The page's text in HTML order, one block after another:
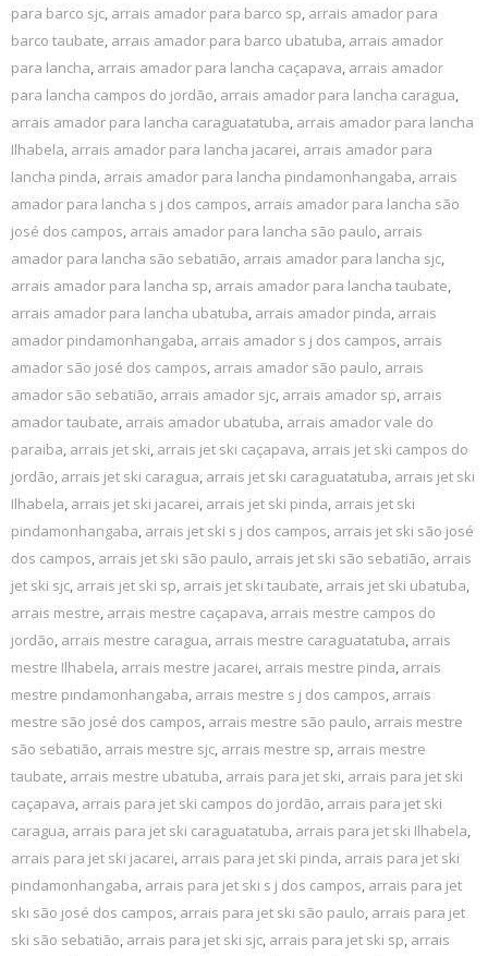
para barco sjc, arrais amador para barco sp, arrais amador para
barco taubate, arrais amador para barco ubatuba, arrais amador
para lancha, arrais amador para lancha caçapava, arrais amador
para lancha campos do jordão, arrais amador para lancha caragua,
arrais amador para lancha caraguatatuba, arrais amador para lancha
Ilhabela, arrais amador para lancha jacarei, arrais amador para
lancha pinda, arrais amador para lancha pindamonhangaba, arrais
amador para lancha s j dos campos, arrais amador para lancha são
josé dos campos, arrais amador para lancha são paulo, arrais
amador para lancha são sebatião, arrais amador para lancha sjc,
arrais amador para lancha sp, arrais amador para lancha taubate,
arrais amador para lancha ubatuba, arrais amador pinda, arrais
amador pindamonhangaba, arrais amador s j dos campos, arrais
amador são josé dos campos, arrais amador são paulo, arrais
amador são sebatião, arrais amador sjc, arrais amador sp, arrais
amador taubate, arrais amador ubatuba, arrais amador vale do
paraiba, arrais jet ski, arrais jet ski caçapava, arrais jet ski campos do
jordão, arrais jet ski caragua, arrais jet ski caraguatatuba, arrais jet ski
Ilhabela, arrais jet ski jacarei, arrais jet ski pinda, arrais jet ski
pindamonhangaba, arrais jet ski s j dos campos, arrais jet ski são josé
dos campos, arrais jet ski são paulo, arrais jet ski são sebatião, arrais
jet ski sjc, arrais jet ski sp, arrais jet ski taubate, arrais jet ski ubatuba,
arrais mestre, arrais mestre caçapava, arrais mestre campos do
jordão, arrais mestre caragua, arrais mestre caraguatatuba, arrais
mestre Ilhabela, arrais mestre jacarei, arrais mestre pinda, arrais
mestre pindamonhangaba, arrais mestre s j dos campos, arrais
mestre são josé dos campos, arrais mestre são paulo, arrais mestre
são sebatião, arrais mestre sjc, arrais mestre sp, arrais mestre
taubate, arrais mestre ubatuba, arrais para jet ski, arrais para jet ski
caçapava, arrais para jet ski campos do jordão, arrais para jet ski
caragua, arrais para jet ski caraguatatuba, arrais para jet ski Ilhabela,
arrais para jet ski jacarei, arrais para jet ski pinda, arrais para jet ski
pindamonhangaba, arrais para jet ski s j dos campos, arrais para jet
ski são josé dos campos, arrais para jet ski são paulo, arrais para jet
ski são sebatião, arrais para jet ski sjc, arrais para jet ski sp, arrais